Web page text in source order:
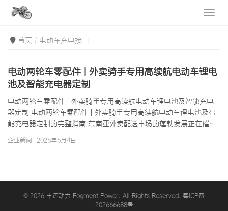
首页 电动车充电接口
电动两轮车零配件 | 外卖骑手专用高续航电动车锂电
池及智能充电器定制
电动两轮车零配件 | 外卖骑手专用高续航电动车锂电池及智能充电
器定制 电动两轮车零配件 | 外卖骑手专用高续航电动车锂电池及智
能充电器定制的完整指南 东南亚外卖配送市场的蓬勃发展正在催生
市的范老五街、雅加达的TanahAbang批发市场周围，每天都有数
的续航能力、2至4小时快充的充电效率、以及可以承受365天高频
企业新闻 2026年6月4日
© 2026 丰迈动力 Fogment Power. All Rights Reserved. 粤ICP备
202666688号